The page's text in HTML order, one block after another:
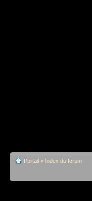
Portail » Index du forum